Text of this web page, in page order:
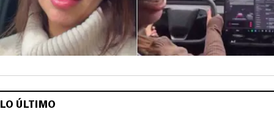
LO ÚLTIMO